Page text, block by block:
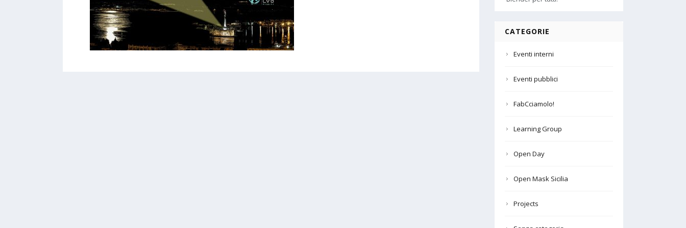
CATEGORIE
Eventi interni
Eventi pubblici
FabCciamolo!
Learning Group
Open Day
Open Mask Sicilia
Projects